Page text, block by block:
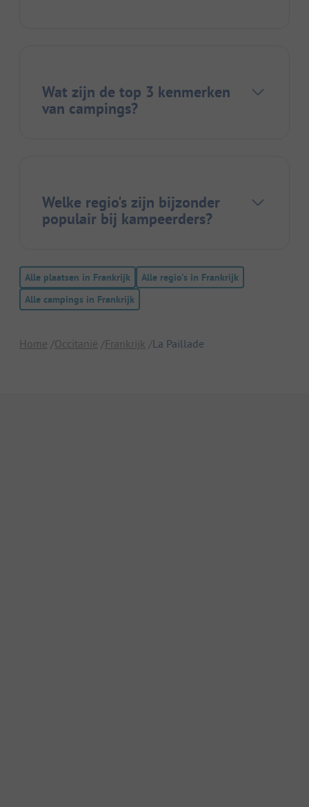
Wat zijn de top 3 kenmerken
van campings?
Welke regio's zijn bijzonder
populair bij kampeerders?
Alle plaatsen in Frankrijk
Alle regio's in Frankrijk
Alle campings in Frankrijk
Home Occitanië Frankrijk La Paillade